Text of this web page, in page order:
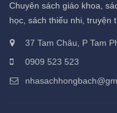
Chuyên sách giáo khoa,
học, sách thiếu nhi, truyện
37 Tam Châu, P Tam
0909 523 523